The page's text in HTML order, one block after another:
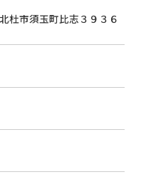
杜市須玉町比志３９３６